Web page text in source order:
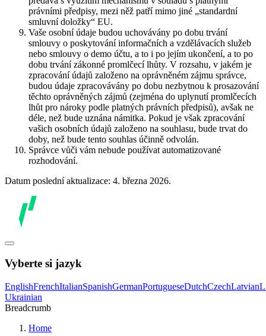
právními předpisy, mezi něž patří mimo jiné „standardní
smluvní doložky“ EU.
Vaše osobní údaje budou uchovávány po dobu trvání
smlouvy o poskytování informačních a vzdělávacích služeb
nebo smlouvy o demo účtu, a to i po jejím ukončení, a to po
dobu trvání zákonné promlčecí lhůty. V rozsahu, v jakém je
zpracování údajů založeno na oprávněném zájmu správce,
budou údaje zpracovávány po dobu nezbytnou k prosazování
těchto oprávněných zájmů (zejména do uplynutí promlčecích
lhůt pro nároky podle platných právních předpisů), avšak ne
déle, než bude uznána námitka. Pokud je však zpracování
vašich osobních údajů založeno na souhlasu, bude trvat do
doby, než bude tento souhlas účinně odvolán.
Správce vůči vám nebude používat automatizované
rozhodování.
Datum poslední aktualizace: 4. března 2026.
Vyberte si jazyk
EnglishFrenchItalianSpanishGermanPortugueseDutchCzechLatvian
Ukrainian
Breadcrumb
Home